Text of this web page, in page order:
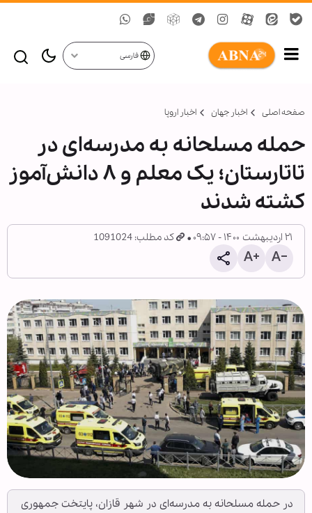
فارسی
صفحه اصلی اخبار جهان اخبار اروپا
حمله مسلحانه به مدرسه‌ای در
تاتارستان؛ یک معلم و ۸ دانش‌آموز
کشته شدند
۲۱ اردیبهشت ۱۴۰۰ - ۰۹:۵۷ کد مطلب: 1091024
در حمله مسلحانه به مدرسه‌ای در شهر قازان، پایتخت جمهوری